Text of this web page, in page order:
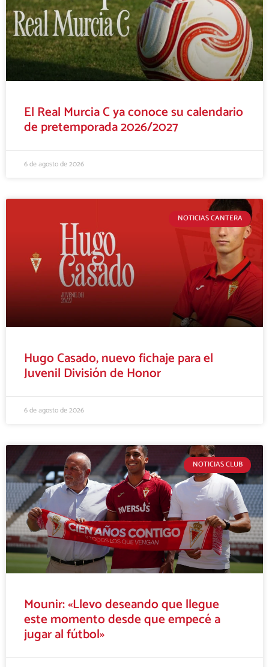
El Real Murcia C ya conoce su calendario
de pretemporada 2026/2027
6 de agosto de 2026
NOTICIAS CANTERA
Hugo Casado, nuevo fichaje para el
Juvenil División de Honor
6 de agosto de 2026
NOTICIAS CLUB
Mounir: «Llevo deseando que llegue
este momento desde que empecé a
jugar al fútbol»